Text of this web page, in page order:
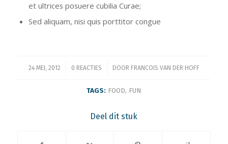
et ultrices posuere cubilia Curae;
Sed aliquam, nisi quis porttitor congue
24 MEI, 2012
/ 0 REACTIES
/ DOOR FRANCOIS VAN DER HOFF
TAGS: FOOD, FUN
Deel dit stuk